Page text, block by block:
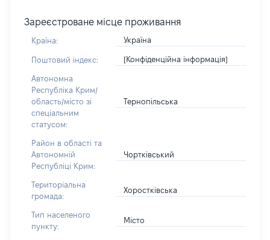
Зареєстроване місце проживання
Країна: Україна
Поштовий індекс: [Конфіденційна інформація]
Автономна
Республіка Крим/
область/місто зі
спеціальним
статусом:
Тернопільська
Район в області та
Автономній
Республіці Крим:
Чортківський
Територіальна
громада:
Хоростківська
Тип населеного
пункту:
Місто